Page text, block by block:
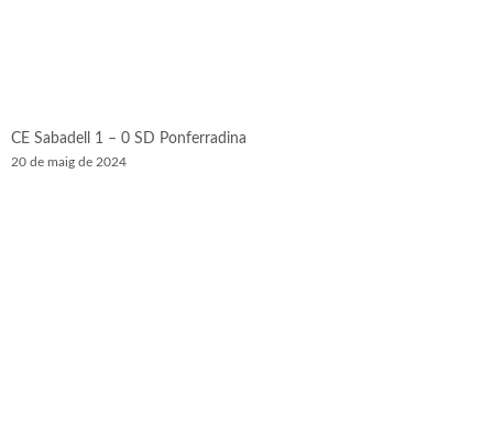
CE Sabadell 1 – 0 SD Ponferradina
20 de maig de 2024